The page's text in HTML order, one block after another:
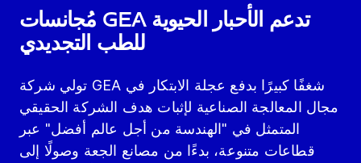
مُجانسات GEA تدعم الأحبار الحيوية
للطب التجديدي
تولي شركة GEA شغفًا كبيرًا بدفع عجلة الابتكار في
مجال المعالجة الصناعية لإثبات هدف الشركة الحقيقي
المتمثل في "الهندسة من أجل عالم أفضل" عبر
قطاعات متنوعة، بدءًا من مصانع الجعة وصولًا إلى